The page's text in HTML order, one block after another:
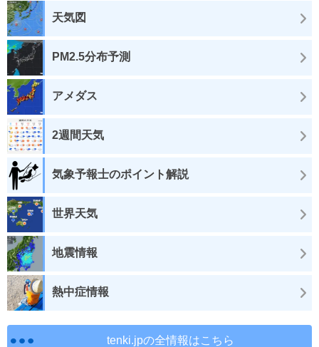
天気図
PM2.5分布予測
アメダス
2週間天気
気象予報士のポイント解説
世界天気
地震情報
熱中症情報
tenki.jpの全情報はこちら